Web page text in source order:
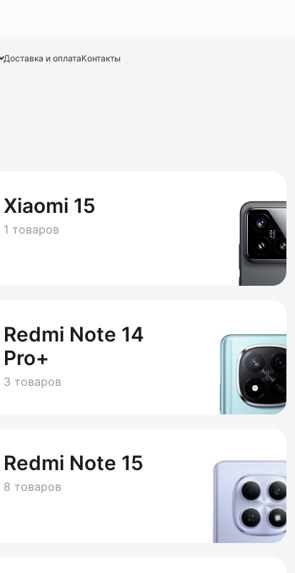
Доставка и оплатаКонтакты
Xiaomi 15
1 товаров
Redmi Note 14
Pro+
3 товаров
Redmi Note 15
8 товаров